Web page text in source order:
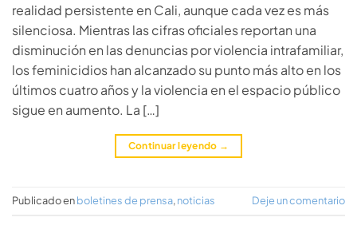
realidad persistente en Cali, aunque cada vez es más
silenciosa. Mientras las cifras oficiales reportan una
disminución en las denuncias por violencia intrafamiliar,
los feminicidios han alcanzado su punto más alto en los
últimos cuatro años y la violencia en el espacio público
sigue en aumento. La […]
Continuar leyendo →
Publicado enboletines de prensa,noticias Deje un comentario